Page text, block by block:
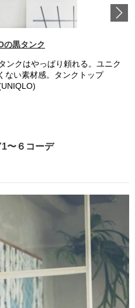
の黒タンク
ンクはやっぱり頼れる。ユニク
ない素材感。タンクトップ
〜６コーデ